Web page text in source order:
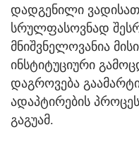
დადგენილი
სრულფასოვნად
მნიშვნელოვანია
ინსტიტუციური
დაგროვება
ადაპტირების
გაგუამ.